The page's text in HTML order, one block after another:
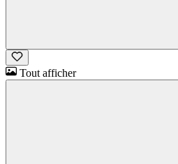
Tout afficher